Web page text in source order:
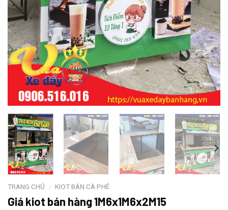
TRANG CHỦ / KIOT BÁN CÀ PHÊ
Giá kiot bán hàng 1M6x1M6x2M15